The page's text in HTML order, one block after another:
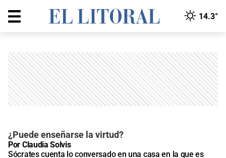
14.3°
¿Puede enseñarse la virtud?
Por Claudia Solvis
Sócrates cuenta lo conversado en una casa en la que es